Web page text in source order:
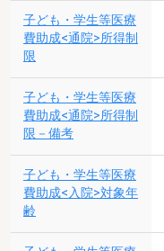
子ども・学生等医療
費助成<通院>所得制
限
子ども・学生等医療
費助成<通院>所得制
限－備考
子ども・学生等医療
費助成<入院>対象年
齢